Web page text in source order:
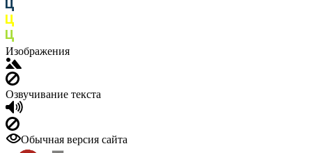
Изображения
Озвучивание текста
Обычная версия сайта